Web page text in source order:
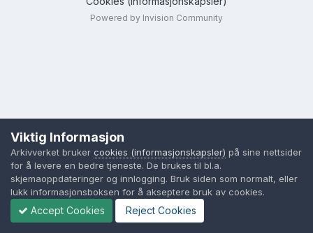
Powered by Invision Community
Viktig Informasjon
Arkivverket bruker cookies (informasjonskapsler) på sine nettsider
for å levere en bedre tjeneste. De brukes til bl.a.
skjemaoppdateringer og innlogging. Bruk siden som normalt, eller
lukk informasjonsboksen for å akseptere bruk av cookies.
Accept Cookies Reject Cookies